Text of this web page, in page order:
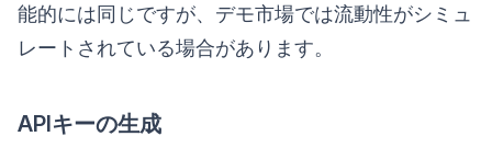
能的には同じですが、デモ市場では流動性がシミュ
レートされている場合があります。
APIキーの生成